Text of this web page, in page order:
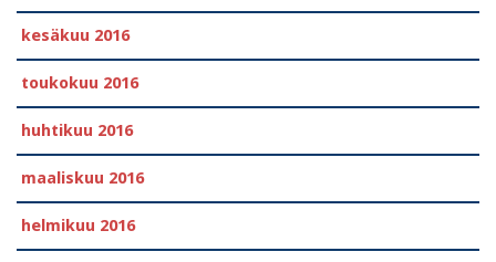
kesäkuu 2016
toukokuu 2016
huhtikuu 2016
maaliskuu 2016
helmikuu 2016